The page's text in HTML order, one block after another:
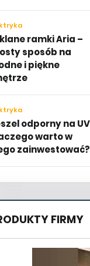
ramki Aria –
sposób na
i piękne
odporny na
warto w
zainwestować?
FIRMY